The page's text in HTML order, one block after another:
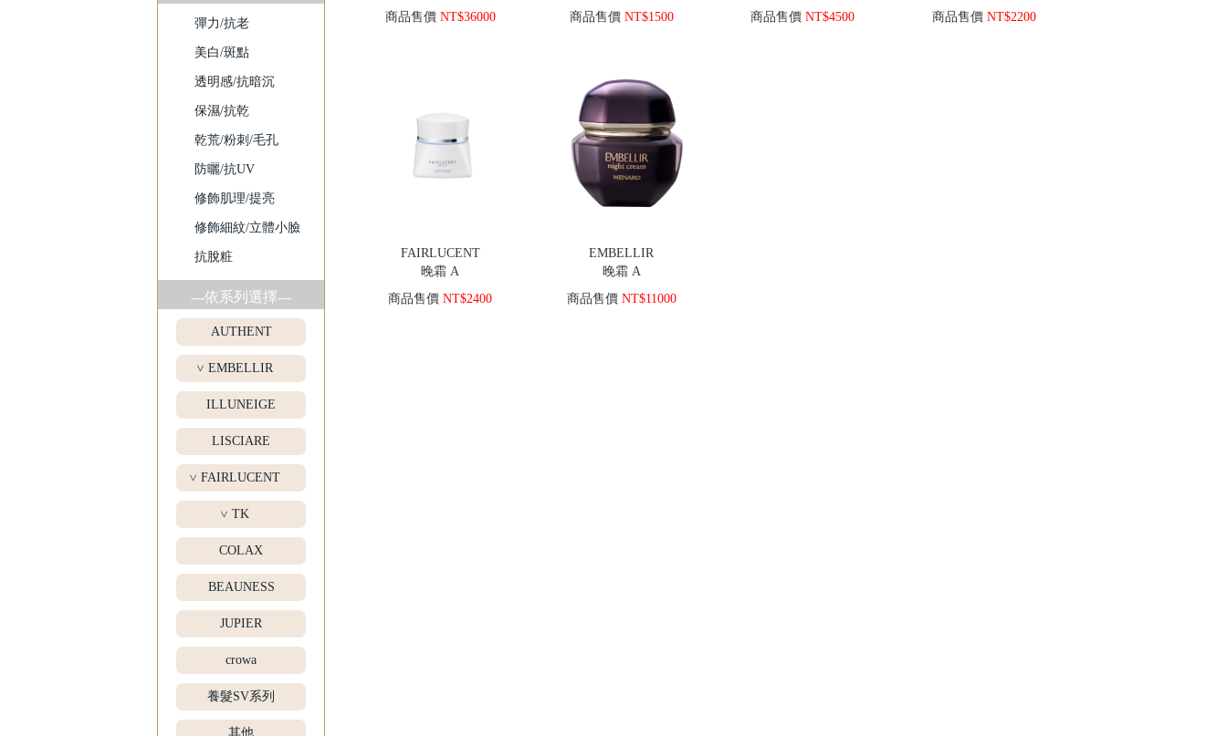
彈力/抗老
美白/斑點
透明感/抗暗沉
保濕/抗乾
乾荒/粉刺/毛孔
防曬/抗UV
修飾肌理/提亮
修飾細紋/立體小臉
抗脫粧
---依系列選擇---
AUTHENT
> EMBELLIR
ILLUNEIGE
LISCIARE
> FAIRLUCENT
> TK
COLAX
BEAUNESS
JUPIER
crowa
養髮SV系列
其他
商品售價 NT$36000
商品售價NT$1500
商品售價 NT$4500
商品售價NT$2200
FAIRLUCENT
晚霜 A
商品售價 NT$2400
EMBELLIR
晚霜 A
商品售價 NT$11000